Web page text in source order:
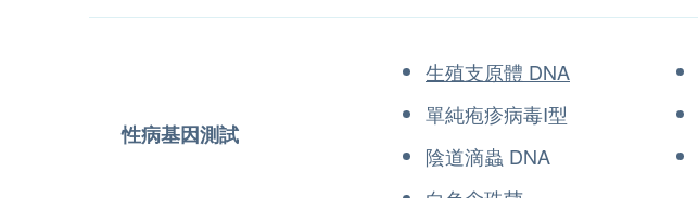
性病基因測試
生殖支原體 DNA
單純疱疹病毒I型
陰道滴蟲 DNA